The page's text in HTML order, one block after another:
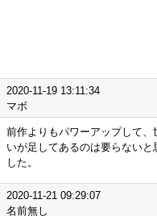
2020-11-19 13:11:34
マボ
前作よりもパワーアップして
いが足してあるのは要らない
した。
2020-11-21 09:29:07
名前無し